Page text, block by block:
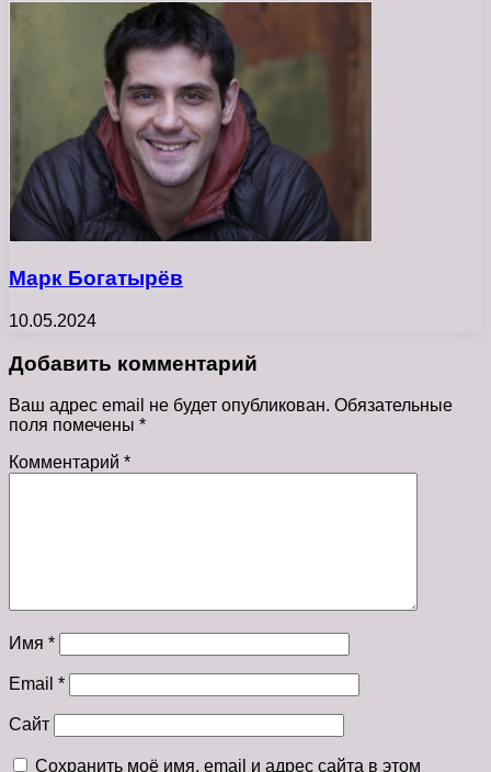
Марк Богатырёв
10.05.2024
Добавить комментарий
Ваш адрес email не будет опубликован. Обязательные
поля помечены *
Комментарий *
Имя *
Email *
Сайт
Сохранить моё имя, email и адрес сайта в этом